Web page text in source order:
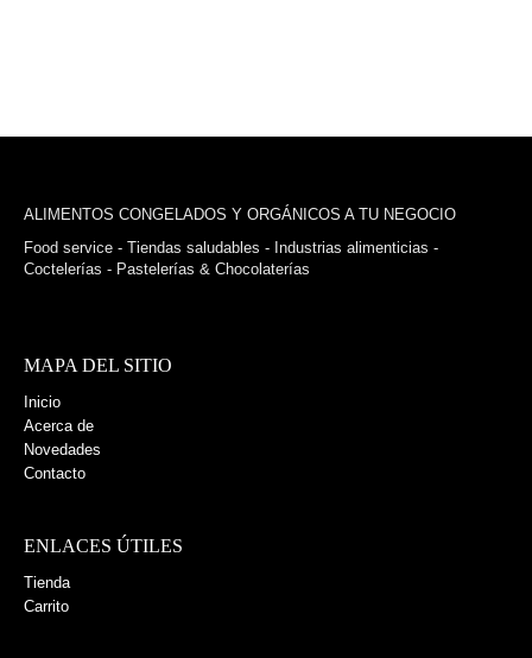
ALIMENTOS CONGELADOS Y ORGÁNICOS A TU NEGOCIO
Food service - Tiendas saludables - Industrias alimenticias -
Coctelerías - Pastelerías & Chocolaterías
MAPA DEL SITIO
Inicio
Acerca de
Novedades
Contacto
ENLACES ÚTILES
Tienda
Carrito